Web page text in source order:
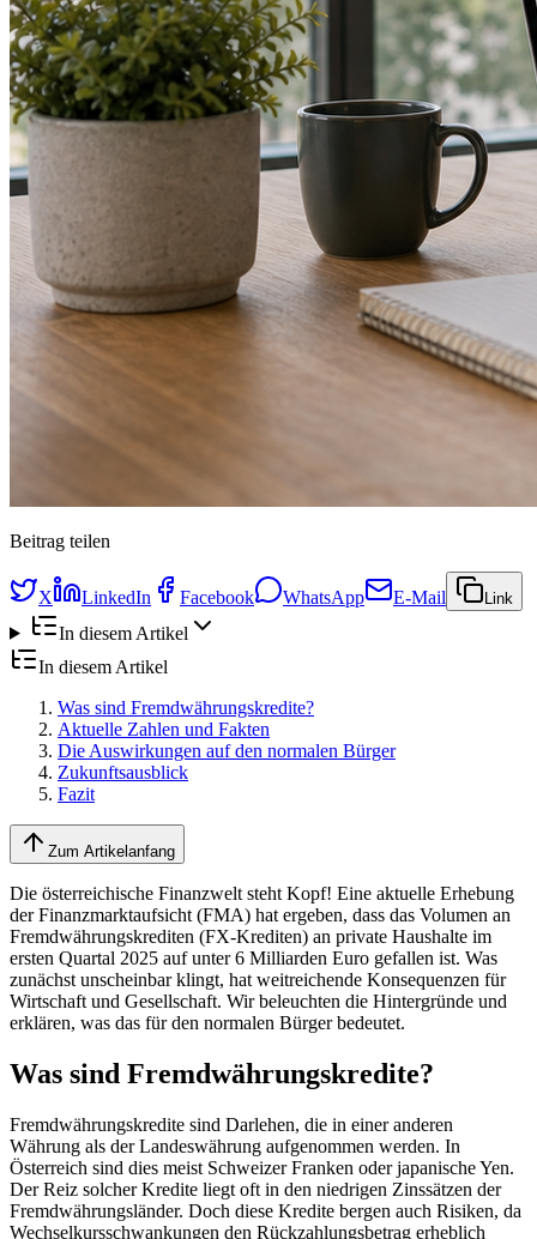
Beitrag teilen
X LinkedIn Facebook WhatsApp E-Mail Link
In diesem Artikel
In diesem Artikel
Was sind Fremdwährungskredite?
Aktuelle Zahlen und Fakten
Die Auswirkungen auf den normalen Bürger
Zukunftsausblick
Fazit
Zum Artikelanfang
Die österreichische Finanzwelt steht Kopf! Eine aktuelle Erhebung
der Finanzmarktaufsicht (FMA) hat ergeben, dass das Volumen an
Fremdwährungskrediten (FX-Krediten) an private Haushalte im
ersten Quartal 2025 auf unter 6 Milliarden Euro gefallen ist. Was
zunächst unscheinbar klingt, hat weitreichende Konsequenzen für
Wirtschaft und Gesellschaft. Wir beleuchten die Hintergründe und
erklären, was das für den normalen Bürger bedeutet.
Was sind Fremdwährungskredite?
Fremdwährungskredite sind Darlehen, die in einer anderen
Währung als der Landeswährung aufgenommen werden. In
Österreich sind dies meist Schweizer Franken oder japanische Yen.
Der Reiz solcher Kredite liegt oft in den niedrigen Zinssätzen der
Fremdwährungsländer. Doch diese Kredite bergen auch Risiken, da
Wechselkursschwankungen den Rückzahlungsbetrag erheblich